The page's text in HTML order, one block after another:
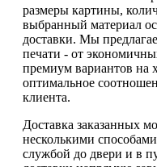
размеры картины,
выбранный материал
доставки. Мы
печати - от
премиум вариантов на
оптимальное
клиента.
Доставка заказанных
несколькими
службой до двери и в